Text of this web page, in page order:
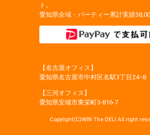
ト。
愛知県全域・パーティー累計実績
【名古屋オフィス】
愛知県名古屋市中村区名駅3丁目24−8
【三河オフィス】
愛知県安城市東栄町3‐816‐7
Copylight(C)WIN The DELI All right